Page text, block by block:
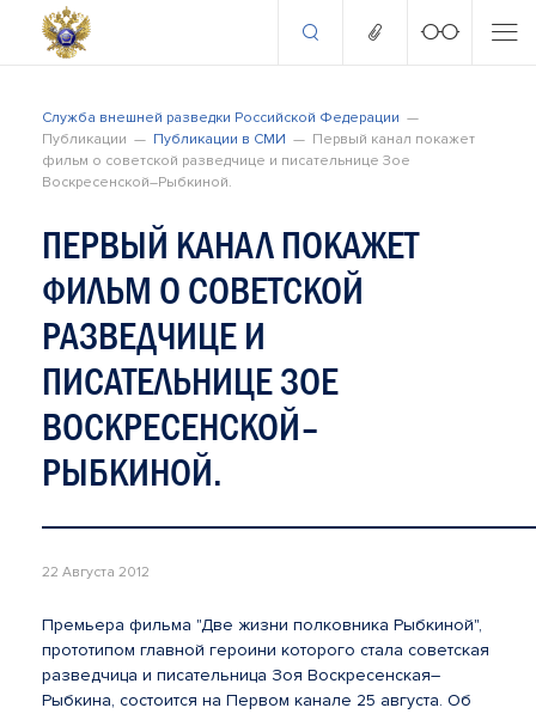
Служба внешней разведки Российской Федерации
Публикации
Публикации в СМИ
Первый канал покажет
фильм о советской разведчице и писательнице Зое
Воскресенской–Рыбкиной.
ПЕРВЫЙ КАНАЛ ПОКАЖЕТ
ФИЛЬМ О СОВЕТСКОЙ
РАЗВЕДЧИЦЕ И
ПИСАТЕЛЬНИЦЕ ЗОЕ
ВОСКРЕСЕНСКОЙ–
РЫБКИНОЙ.
22 Августа 2012
Премьера фильма "Две жизни полковника Рыбкиной",
прототипом главной героини которого стала советская
разведчица и писательница Зоя Воскресенская–
Рыбкина, состоится на Первом канале 25 августа. Об